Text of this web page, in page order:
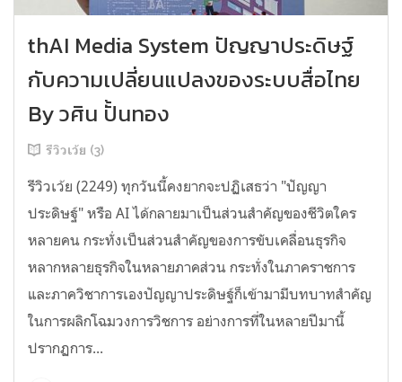
thAI Media System ปัญญาประดิษฐ์
กับความเปลี่ยนแปลงของระบบสื่อไทย
By วศิน ปั้นทอง
รีวิวเว้ย (3)
รีวิวเว้ย (2249) ทุกวันนี้คงยากจะปฏิเสธว่า "ปัญญา
ประดิษฐ์" หรือ AI ได้กลายมาเป็นส่วนสำคัญของชีวิตใคร
หลายคน กระทั่งเป็นส่วนสำคัญของการขับเคลื่อนธุรกิจ
หลากหลายธุรกิจในหลายภาคส่วน กระทั่งในภาคราชการ
และภาควิชาการเองปัญญาประดิษฐ์ก็เข้ามามีบทบาทสำคัญ
ในการผลิกโฉมวงการวิชการ อย่างการที่ในหลายปีมานี้
ปรากฏการ...